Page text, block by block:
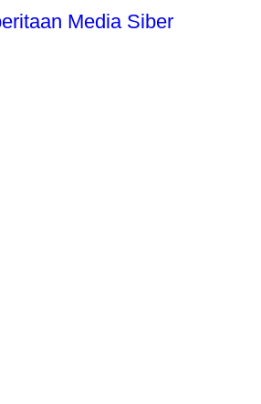
Media Siber